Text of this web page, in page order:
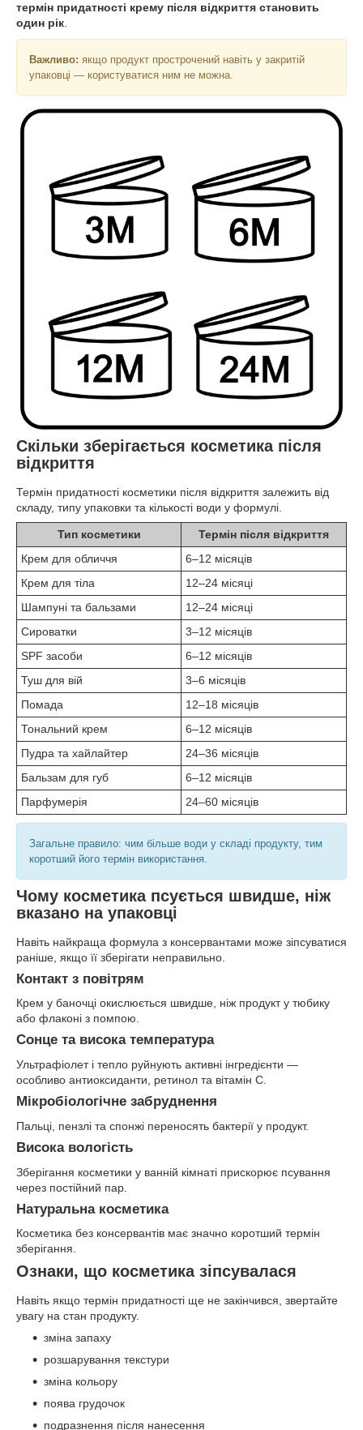
термін придатності крему після відкриття становить
один рік
Важливо: якщо продукт прострочений навіть у закритій
упаковці — користуватися ним не можна.
Скільки зберігається косметика після
відкриття
Термін придатності косметики після відкриття залежить від
складу, типу упаковки та кількості води у формулі.
Тип косметики
Термін після відкриття
Крем для обличчя
6–12 місяців
Крем для тіла
12–24 місяці
Шампуні та бальзами
12–24 місяці
Сироватки
3–12 місяців
SPF засоби
6–12 місяців
Туш для вій
3–6 місяців
Помада
12–18 місяців
Тональний крем
6–12 місяців
Пудра та хайлайтер
24–36 місяців
Бальзам для губ
6–12 місяців
Парфумерія
24–60 місяців
Загальне правило: чим більше води у складі продукту, тим
коротший його термін використання.
Чому косметика псується швидше, ніж
вказано на упаковці
Навіть найкраща формула з консервантами може зіпсуватися
раніше, якщо її зберігати неправильно.
Контакт з повітрям
Крем у баночці окислюється швидше, ніж продукт у тюбику
або флаконі з помпою.
Сонце та висока температура
Ультрафіолет і тепло руйнують активні інгредієнти —
особливо антиоксиданти, ретинол та вітамін C.
Мікробіологічне забруднення
Пальці, пензлі та спонжі переносять бактерії у продукт.
Висока вологість
Зберігання косметики у ванній кімнаті прискорює псування
через постійний пар.
Натуральна косметика
Косметика без консервантів має значно коротший термін
зберігання.
Ознаки, що косметика зіпсувалася
Навіть якщо термін придатності ще не закінчився, звертайте
увагу на стан продукту.
зміна запаху
розшарування текстури
зміна кольору
поява грудочок
подразнення після нанесення